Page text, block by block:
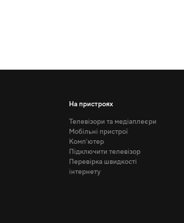
На пристроях
Телевізори та медіаплеєри
Мобільні пристрої
Комп'ютер
Підключити телевізор
Перевірка швидкості
інтернету